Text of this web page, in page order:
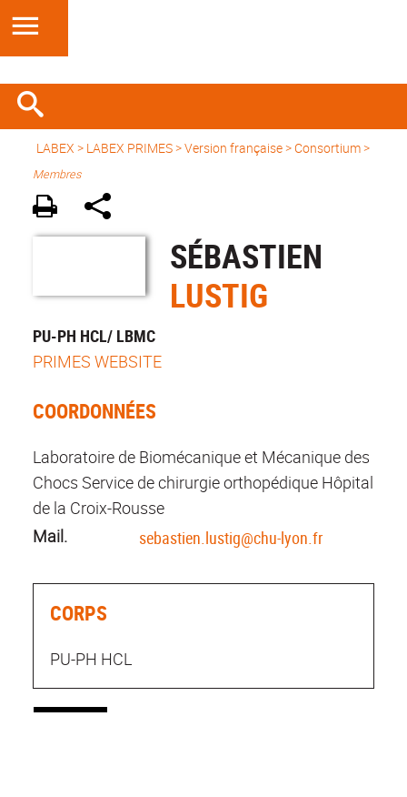
LABEX > LABEX PRIMES>Version française> Consortium >
Membres
SÉBASTIEN
LUSTIG
PU-PH HCL/ LBMC
PRIMES WEBSITE
COORDONNÉES
Laboratoire de Biomécanique et Mécanique des
Chocs Service de chirurgie orthopédique Hôpital
de la Croix-Rousse
Mail.
sebastien.lustig@chu-lyon.fr
CORPS
PU-PH HCL